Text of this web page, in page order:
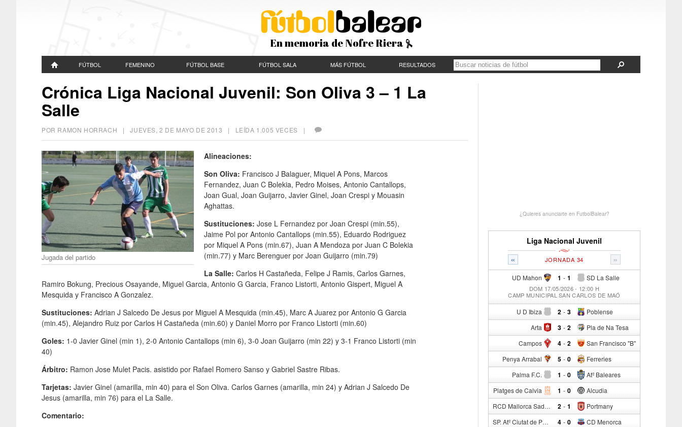
En memoria de Nofre Riera
FÚTBOL FEMENINO FÚTBOL BASE FÚTBOL SALA MÁS FÚTBOL RESULTADOS
Crónica Liga Nacional Juvenil: Son Oliva 3 – 1 La
Salle
POR RAMON HORRACH |JUEVES, 2 DE MAYO DE 2013 | LEÍDA 1.005 VECES |
Jugada del partido
Alineaciones:
Son Oliva: Francisco J Balaguer, Miquel A Pons, Marcos
Fernandez, Juan C Bolekia, Pedro Moises, Antonio Cantallops,
Joan Gual, Joan Guijarro, Javier Ginel, Joan Crespi y Mouasin
Aghattas.
Sustituciones: Jose L Fernandez por Joan Crespi (min.55),
Jaime Pol por Antonio Cantallops (min.55), Eduardo Rodriguez
por Miquel A Pons (min.67), Juan A Mendoza por Juan C Bolekia
(min.77) y Marc Berenguer por Joan Guijarro (min.79)
La Salle: Carlos H Castañeda, Felipe J Ramis, Carlos Garnes,
Ramiro Bokung, Precious Osayande, Miguel Garcia, Antonio G Garcia, Franco Listorti, Antonio Gispert, Miguel A
Mesquida y Francisco A Gonzalez.
Sustituciones: Adrian J Salcedo De Jesus por Miguel A Mesquida (min.45), Marc A Juarez por Antonio G Garcia
(min.45), Alejandro Ruiz por Carlos H Castañeda (min.60) y Daniel Morro por Franco Listorti (min.60)
Goles: 1-0 Javier Ginel (min 1), 2-0 Antonio Cantallops (min 6), 3-0 Joan Guijarro (min 22) y 3-1 Franco Listorti (min
40)
Árbitro: Ramon Jose Mulet Pacis. asistido por Rafael Romero Sanso y Gabriel Sastre Ribas.
Tarjetas: Javier Ginel (amarilla, min 40) para el Son Oliva. Carlos Garnes (amarilla, min 24) y Adrian J Salcedo De
Jesus (amarilla, min 76) para el La Salle.
Comentario:
¿Quieres anunciarte en FutbolBalear?
Liga Nacional Juvenil
« »
JORNADA 34
UD Mahon 1 - SD La Salle
1
DOM 17/05/2026 - 12:00 H
CAMP MUNICIPAL SAN CARLOS DE MAÓ
U D Ibiza 2 - Poblense
3
Arta 3 - Pla de Na Tesa
2
Campos 4 - San Francisco "B"
2
Penya Arrabal 5 - Ferreries
0
Palma F.C. 1 - Atº Baleares
0
Platges de Calvia 1 - Alcudia
0
RCD Mallorca Sad "B" 2 - Portmany
1
SP. Atº Ciutat de Palma 4 - CD Menorca
0